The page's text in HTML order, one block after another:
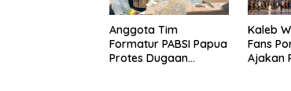
Anggota Tim
Formatur PABSI Papua
Protes Dugaan
Kaleb
Fans
Ajakan